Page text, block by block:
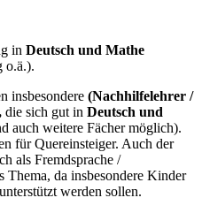
in Deutsch und Mathe
o.ä.).
insbesondere (Nachhilfelehrer /
die sich gut in Deutsch und
auch weitere Fächer möglich).
für Quereinsteiger. Auch der
als Fremdsprache /
Thema, da insbesondere Kinder
werden sollen.